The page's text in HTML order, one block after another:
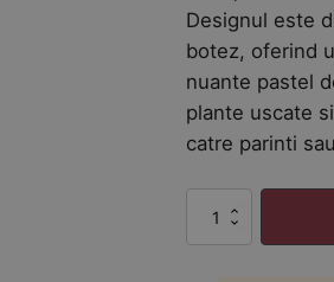
Designul este
botez, oferind
nuante pastel
plante uscate
catre parinti
Cantitate
Lumanare